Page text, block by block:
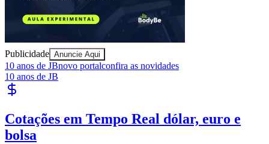
Publicidade Anuncie Aqui
10 anos de JBnovo portalconfira as novidades
10 anos de JB
Cotações em Tempo Real dólar, euro e
bolsa